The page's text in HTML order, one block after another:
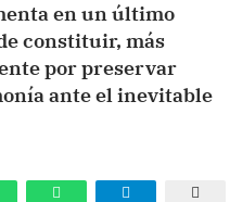
en un último
constituir, más
por preservar
ante el inevitable